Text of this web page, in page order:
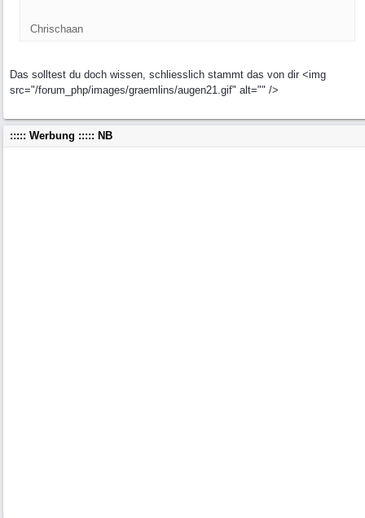
Chrischaan
Das solltest du doch wissen, schliesslich stammt das von dir <img
src="/forum_php/images/graemlins/augen21.gif" alt="" />
::::: Werbung ::::: NB